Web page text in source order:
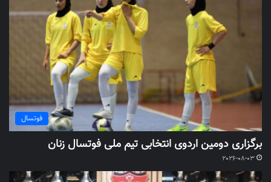
فوتسال
برگزاری دومین اردوی انتخابی تیم ملی فوتسال زنان
2026-08-03